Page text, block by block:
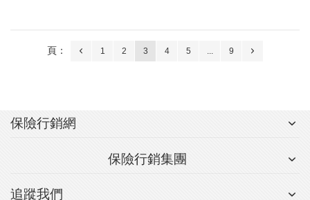
頁： 1 2 3 4 5 ... 9
保險行銷網
保險行銷集團
追蹤我們